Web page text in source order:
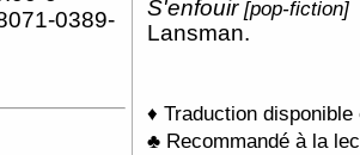
0389-
S'enfouir [pop-fiction]
Lansman.
♦ Traduction
♣ Recommandé à la